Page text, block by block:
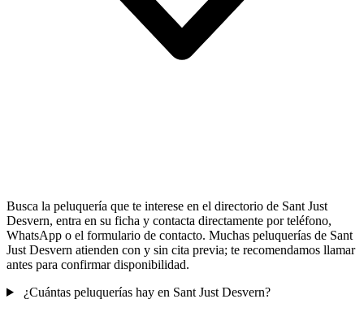
Busca la peluquería que te interese en el directorio de Sant Just
Desvern, entra en su ficha y contacta directamente por teléfono,
WhatsApp o el formulario de contacto. Muchas peluquerías de Sant
Just Desvern atienden con y sin cita previa; te recomendamos llamar
antes para confirmar disponibilidad.
¿Cuántas peluquerías hay en Sant Just Desvern?